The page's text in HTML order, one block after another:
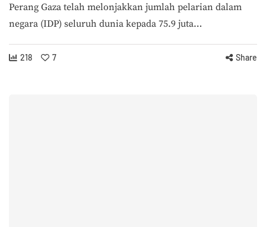
Perang Gaza telah melonjakkan jumlah pelarian dalam
negara (IDP) seluruh dunia kepada 75.9 juta…
218 7 Share